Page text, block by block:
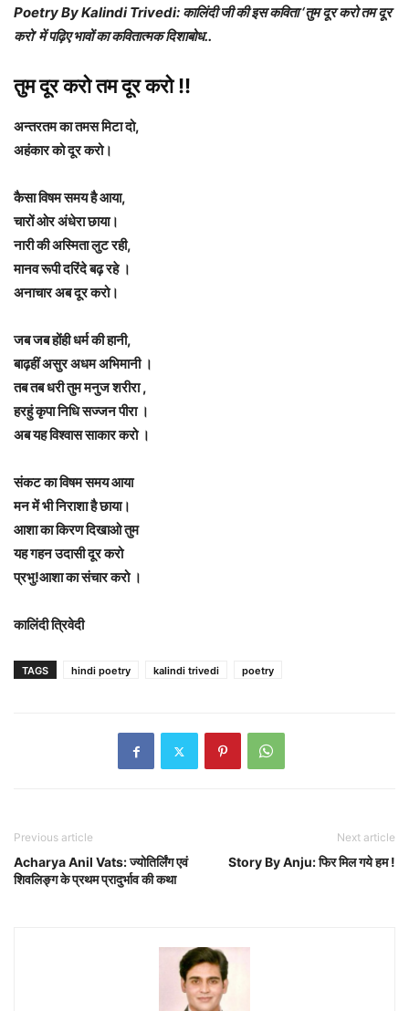
Poetry By Kalindi Trivedi: कालिंदी जी की इस कविता ‘तुम दूर करो तम दूर
करो’ में पढ़िए भावों का कवितात्मक दिशाबोध..
तुम दूर करो तम दूर करो !!
अन्तरतम का तमस मिटा दो,
अहंकार को दूर करो।
कैसा विषम समय है आया,
चारों ओर अंधेरा छाया।
नारी की अस्मिता लुट रही,
मानव रूपी दरिंदे बढ़ रहे ।
अनाचार अब दूर करो।
जब जब होंही धर्म की हानी,
बाढ़हीं असुर अधम अभिमानी ।
तब तब धरी तुम मनुज शरीरा ,
हरहुं कृपा निधि सज्जन पीरा ।
अब यह विश्वास साकार करो ।
संकट का विषम समय आया
मन में भी निराशा है छाया।
आशा का किरण दिखाओ तुम
यह गहन उदासी दूर करो
प्रभु!आशा का संचार करो ।
कालिंदी त्रिवेदी
TAGS hindi poetry kalindi trivedi poetry
Previous article
Acharya Anil Vats: ज्योतिर्लिंग एवं
शिवलिङ्ग के प्रथम प्रादुर्भाव की कथा
Next article
Story By Anju: फिर मिल गये हम !